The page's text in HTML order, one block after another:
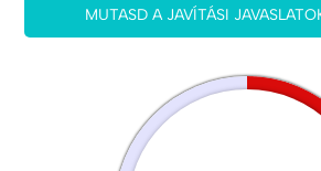
MUTASD A JAVÍTÁSI